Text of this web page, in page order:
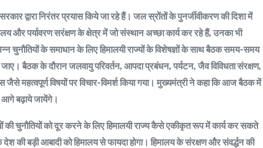
द्वारा निरंतर प्रयास किये जा रहे हैं। जल स्रोंतों के पुनर्जीवीकरण की दिशा में
और पर्यावरण सरंक्षण के क्षेत्र में जो संस्थान अच्छा कार्य कर रहे हैं, उनका भी
चुनौतियों के समाधान के लिए हिमालयी राज्यों के विशेषज्ञों के साथ बैठक समय-समय
बैठक के दौरान जलवायु परिवर्तन, आपदा प्रबंधन, पर्यटन, जैव विविधता संरक्षण,
जैसे महत्वपूर्ण विषयों पर विचार-विमर्श किया गया। मुख्यमंत्री ने कहा कि आज बैठक में
आगे बढ़ाये जायेंगे।
की चुनौतियों को दूर करने के लिए हिमालयी राज्य कैसे एकीकृत रूप में कार्य कर सकते
की बड़ी आबादी को हिमालय से फायदा होगा। हिमालय के संरक्षण और संवर्द्धन की